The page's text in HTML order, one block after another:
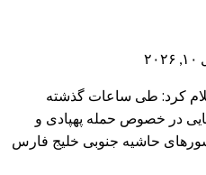
کرد: طی ساعات گذشته
در خصوص حمله پهپادی و
حاشیه جنوبی خلیج فارس